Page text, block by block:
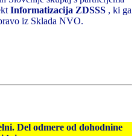
Informatizacija ZDSSS , ki ga
iz Sklada NVO.
Del odmere od dohodnine